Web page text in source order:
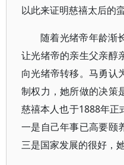
以此来证明慈禧太后的
随着光绪帝年龄渐
让光绪帝的亲生父亲醇
向光绪帝转移。马勇认
制权力，她所做的决策
慈禧本人也于1888年正
一是自己年事已高要颐
三是国家发展的很好，